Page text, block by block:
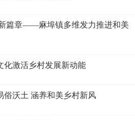
篇章——麻埠镇多维发力推进和美
化激活乡村发展新动能
俗沃土 涵养和美乡村新风